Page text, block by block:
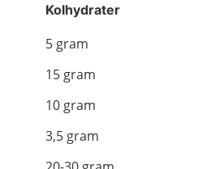
Kolhydrater
5 gram
15 gram
10 gram
3,5 gram